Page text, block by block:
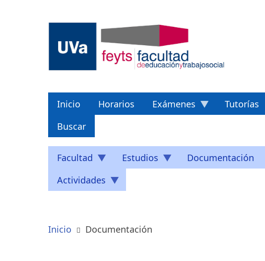
Inicio Horarios Exámenes Tutorías
Buscar
Facultad Estudios Documentación
Actividades
Inicio Documentación